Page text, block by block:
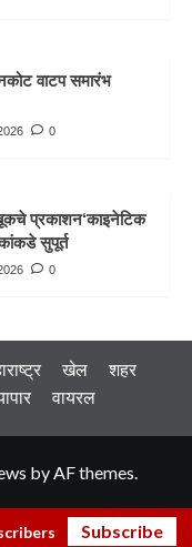
वाटप समारंभ
0
प्रकाशन‘काइनेटिक
सुपूर्त
0
खेल
शहर
वायरल
by AF themes.
Subscribe